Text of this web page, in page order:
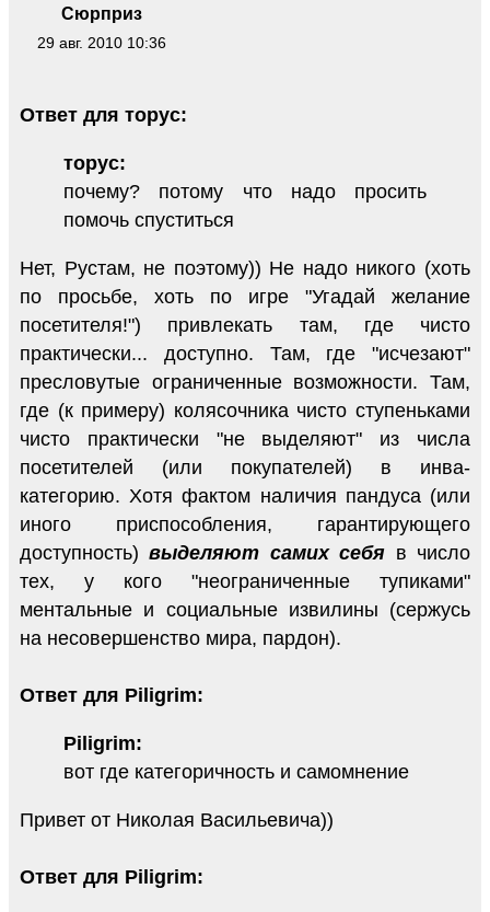
Сюрприз
29 авг. 2010 10:36
Ответ для торус:
торус:
почему? потому что надо просить
помочь спуститься
Нет, Рустам, не поэтому)) Не надо никого (хоть
по просьбе, хоть по игре "Угадай желание
посетителя!") привлекать там, где чисто
практически... доступно. Там, где "исчезают"
пресловутые ограниченные возможности. Там,
где (к примеру) колясочника чисто ступеньками
чисто практически "не выделяют" из числа
посетителей (или покупателей) в инва-
категорию. Хотя фактом наличия пандуса (или
иного приспособления, гарантирующего
доступность)выделяют самих себя в число
тех, у кого "неограниченные тупиками"
ментальные и социальные извилины (сержусь
на несовершенство мира, пардон).
Ответ для Piligrim:
Piligrim:
вот где категоричность и самомнение
Привет от Николая Васильевича))
Ответ для Piligrim: